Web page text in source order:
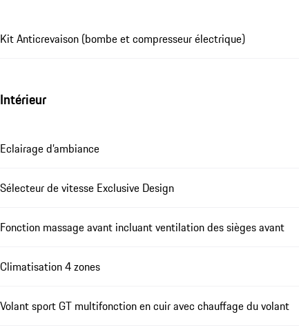
Kit Anticrevaison (bombe et compresseur électrique)
Intérieur
Eclairage d’ambiance
Sélecteur de vitesse Exclusive Design
Fonction massage avant incluant ventilation des sièges avant
Climatisation 4 zones
Volant sport GT multifonction en cuir avec chauffage du volant